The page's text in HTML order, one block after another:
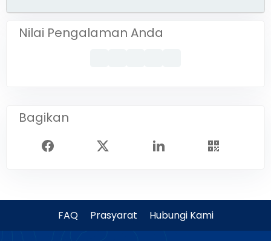
Nilai Pengalaman Anda
Bagikan
FAQ Prasyarat Hubungi Kami